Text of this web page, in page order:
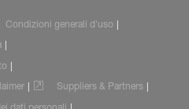
Condizioni generali d'uso
Suppliers & Partners